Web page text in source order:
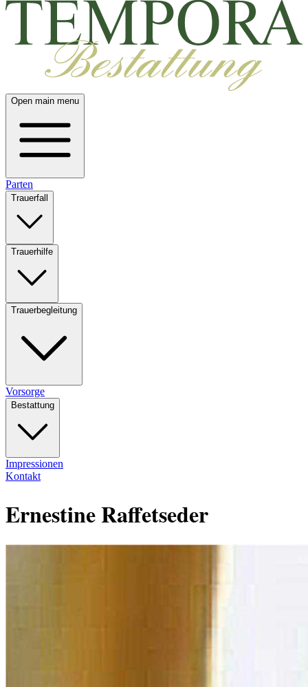
Open main menu
Parten
Trauerfall
Trauerhilfe
Trauerbegleitung
Vorsorge
Bestattung
Impressionen
Kontakt
Ernestine Raffetseder